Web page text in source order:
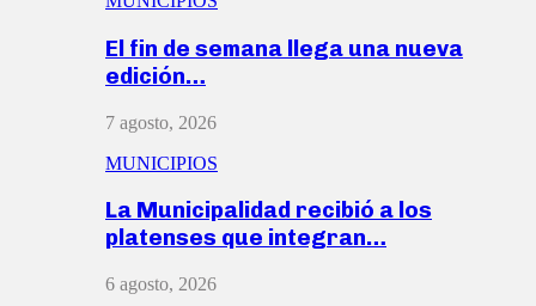
El fin de semana llega una nueva
edición…
7 agosto, 2026
MUNICIPIOS
La Municipalidad recibió a los
platenses que integran…
6 agosto, 2026